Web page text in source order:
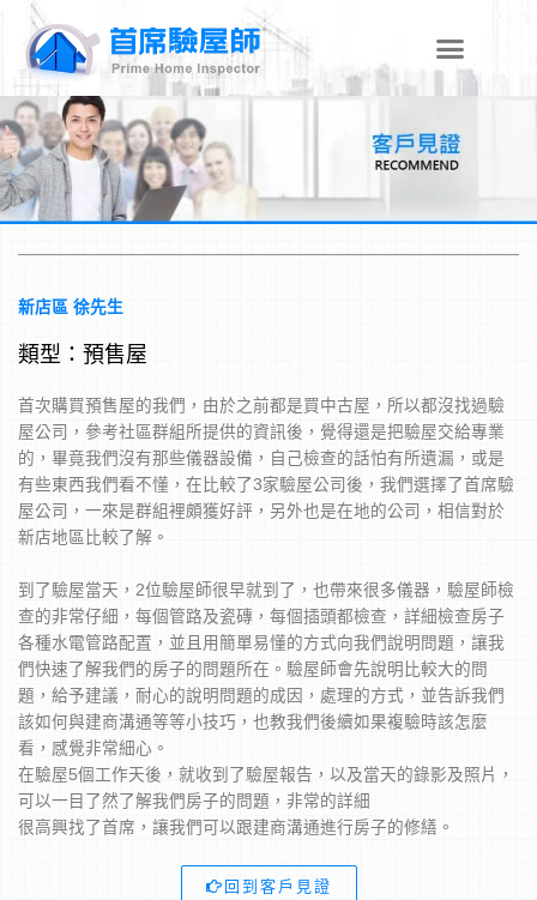
內
容
新店區 徐先生
類型：預售屋
首次購買預售屋的我們，由於之前都是買中古屋，所以都沒找過驗
屋公司，參考社區群組所提供的資訊後，覺得還是把驗屋交給專業
的，畢竟我們沒有那些儀器設備，自己檢查的話怕有所遺漏，或是
有些東西我們看不懂，在比較了3家驗屋公司後，我們選擇了首席驗
屋公司，一來是群組裡頗獲好評，另外也是在地的公司，相信對於
新店地區比較了解。
到了驗屋當天，2位驗屋師很早就到了，也帶來很多儀器，驗屋師檢
查的非常仔細，每個管路及瓷磚，每個插頭都檢查，詳細檢查房子
各種水電管路配置，並且用簡單易懂的方式向我們說明問題，讓我
們快速了解我們的房子的問題所在。驗屋師會先說明比較大的問
題，給予建議，耐心的說明問題的成因，處理的方式，並告訴我們
該如何與建商溝通等等小技巧，也教我們後續如果複驗時該怎麼
看，感覺非常細心。
在驗屋5個工作天後，就收到了驗屋報告，以及當天的錄影及照片，
可以一目了然了解我們房子的問題，非常的詳細
很高興找了首席，讓我們可以跟建商溝通進行房子的修繕。
回到客戶見證